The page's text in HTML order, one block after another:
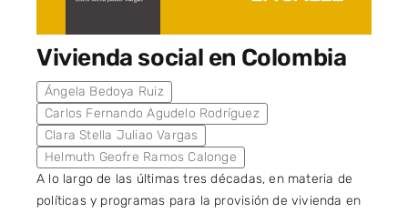
Vivienda social en Colombia
Ángela Bedoya Ruiz
Carlos Fernando Agudelo Rodríguez
Clara Stella Juliao Vargas
Helmuth Geofre Ramos Calonge
A lo largo de las últimas tres décadas, en materia de
políticas y programas para la provisión de vivienda en